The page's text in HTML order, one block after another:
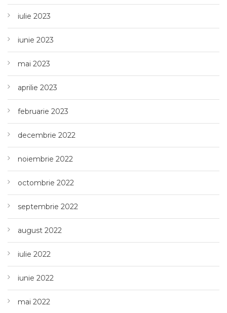
iulie 2023
iunie 2023
mai 2023
aprilie 2023
februarie 2023
decembrie 2022
noiembrie 2022
octombrie 2022
septembrie 2022
august 2022
iulie 2022
iunie 2022
mai 2022